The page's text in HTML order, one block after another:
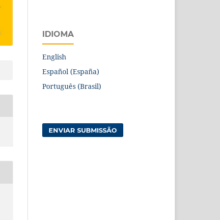
IDIOMA
English
Español (España)
Português (Brasil)
ENVIAR SUBMISSÃO